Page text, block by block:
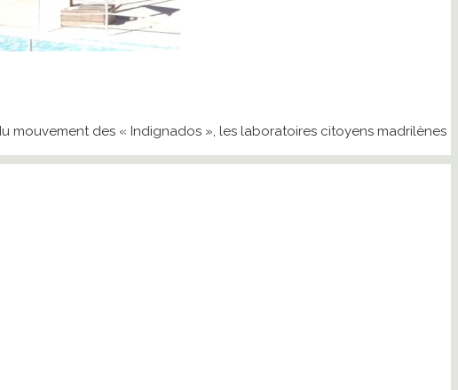
mouvement des « Indignados », les laboratoires citoyens madrilènes